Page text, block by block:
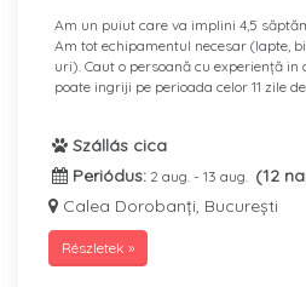
Am un puiut care va implini 4,5
Am tot echipamentul necesar (lapte,
uri). Caut o persoană cu experiență
poate ingriji pe perioada celor 11 zile
Szállás cica
Periódus: 2 aug. - 13 aug. (12
Calea Dorobanți, București
Részletek »